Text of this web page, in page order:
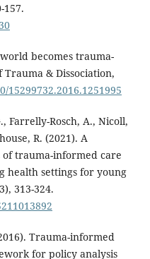
157.
becomes trauma-
& Dissociation,
15299732.2016.1251995
Farrelly-Rosch, A., Nicoll,
R. (2021). A
of trauma-informed care
health settings for young
313-324.
Trauma-informed
for policy analysis